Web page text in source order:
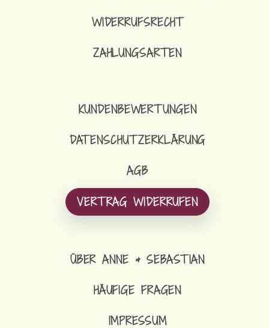
WIDERRUFSRECHT
ZAHLUNGSARTEN
KUNDENBEWERTUNGEN
DATENSCHUTZERKLÄRUNG
AGB
VERTRAG WIDERRUFEN
ÜBER ANNE & SEBASTIAN
HÄUFIGE FRAGEN
IMPRESSUM